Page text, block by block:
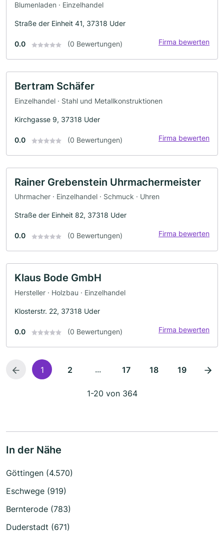
Blumenladen · Einzelhandel
Straße der Einheit 41, 37318 Uder
0.0 (0 Bewertungen) Firma bewerten
Bertram Schäfer
Einzelhandel · Stahl und Metallkonstruktionen
Kirchgasse 9, 37318 Uder
0.0 (0 Bewertungen) Firma bewerten
Rainer Grebenstein Uhrmachermeister
Uhrmacher · Einzelhandel · Schmuck · Uhren
Straße der Einheit 82, 37318 Uder
0.0 (0 Bewertungen) Firma bewerten
Klaus Bode GmbH
Hersteller · Holzbau · Einzelhandel
Klosterstr. 22, 37318 Uder
0.0 (0 Bewertungen) Firma bewerten
1 2 ... 17 18 19
1-20 von 364
In der Nähe
Göttingen (4.570)
Eschwege (919)
Bernterode (783)
Duderstadt (671)